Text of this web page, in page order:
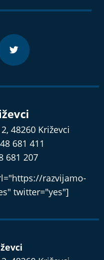
48260 Križevci
681 411
681 207
razvijamo-
twitter="yes"]